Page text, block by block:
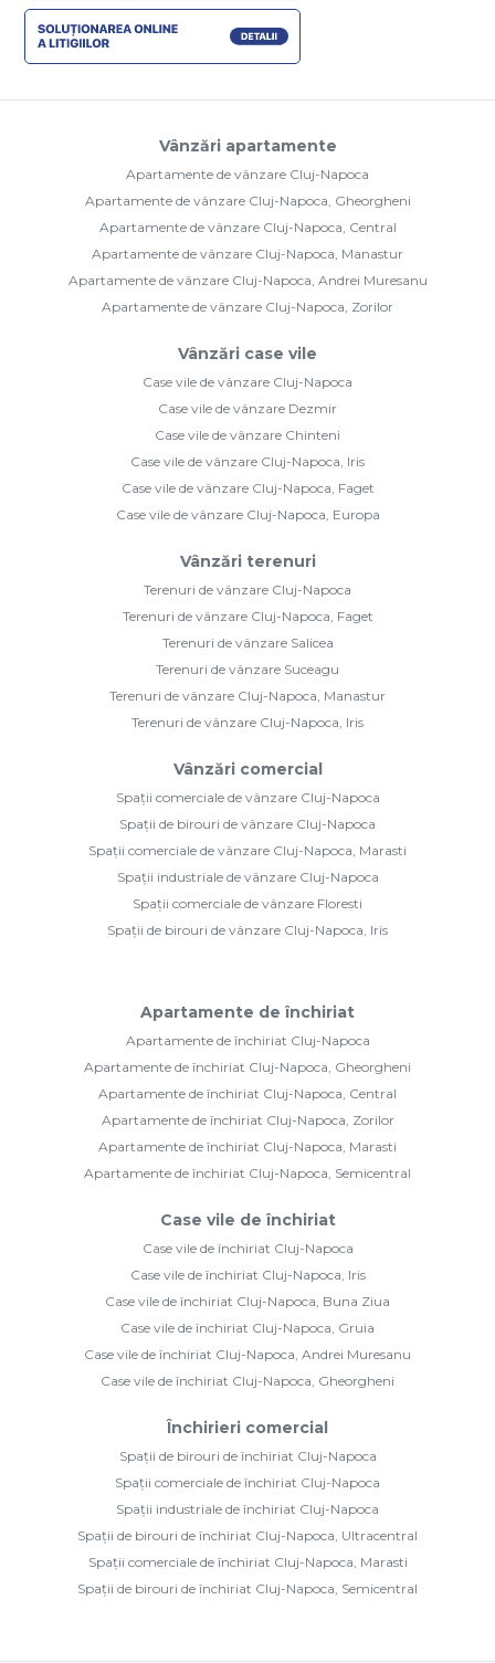
Vânzări apartamente
Apartamente de vânzare Cluj-Napoca
Apartamente de vânzare Cluj-Napoca, Gheorgheni
Apartamente de vânzare Cluj-Napoca, Central
Apartamente de vânzare Cluj-Napoca, Manastur
Apartamente de vânzare Cluj-Napoca, Andrei Muresanu
Apartamente de vânzare Cluj-Napoca, Zorilor
Vânzări case vile
Case vile de vânzare Cluj-Napoca
Case vile de vânzare Dezmir
Case vile de vânzare Chinteni
Case vile de vânzare Cluj-Napoca, Iris
Case vile de vânzare Cluj-Napoca, Faget
Case vile de vânzare Cluj-Napoca, Europa
Vânzări terenuri
Terenuri de vânzare Cluj-Napoca
Terenuri de vânzare Cluj-Napoca, Faget
Terenuri de vânzare Salicea
Terenuri de vânzare Suceagu
Terenuri de vânzare Cluj-Napoca, Manastur
Terenuri de vânzare Cluj-Napoca, Iris
Vânzări comercial
Spații comerciale de vânzare Cluj-Napoca
Spații de birouri de vânzare Cluj-Napoca
Spații comerciale de vânzare Cluj-Napoca, Marasti
Spații industriale de vânzare Cluj-Napoca
Spații comerciale de vânzare Floresti
Spații de birouri de vânzare Cluj-Napoca, Iris
Apartamente de închiriat
Apartamente de închiriat Cluj-Napoca
Apartamente de închiriat Cluj-Napoca, Gheorgheni
Apartamente de închiriat Cluj-Napoca, Central
Apartamente de închiriat Cluj-Napoca, Zorilor
Apartamente de închiriat Cluj-Napoca, Marasti
Apartamente de închiriat Cluj-Napoca, Semicentral
Case vile de închiriat
Case vile de închiriat Cluj-Napoca
Case vile de închiriat Cluj-Napoca, Iris
Case vile de închiriat Cluj-Napoca, Buna Ziua
Case vile de închiriat Cluj-Napoca, Gruia
Case vile de închiriat Cluj-Napoca, Andrei Muresanu
Case vile de închiriat Cluj-Napoca, Gheorgheni
Închirieri comercial
Spații de birouri de închiriat Cluj-Napoca
Spații comerciale de închiriat Cluj-Napoca
Spații industriale de închiriat Cluj-Napoca
Spații de birouri de închiriat Cluj-Napoca, Ultracentral
Spații comerciale de închiriat Cluj-Napoca, Marasti
Spații de birouri de închiriat Cluj-Napoca, Semicentral